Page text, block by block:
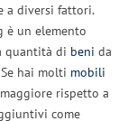
a diversi fattori.
è un elemento
quantità di beni da
hai molti mobili
rispetto a
come